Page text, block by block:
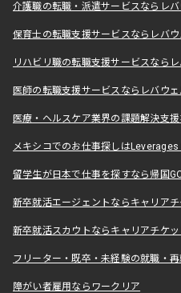
介護職の転職・派遣サービスならレ
保育士の転職支援サービスならレバ
リハビリ職の転職支援サービスなら
医師の転職支援サービスならレバウ
医療・ヘルスケア業界の課題解決支
メキシコでのお仕事探しは
留学生が日本で仕事を探すなら帰国
新卒就活エージェントならキャリア
新卒就活スカウトならキャリアチケ
フリーター・既卒・未経験の就職・
障がい者雇用ならワークリア